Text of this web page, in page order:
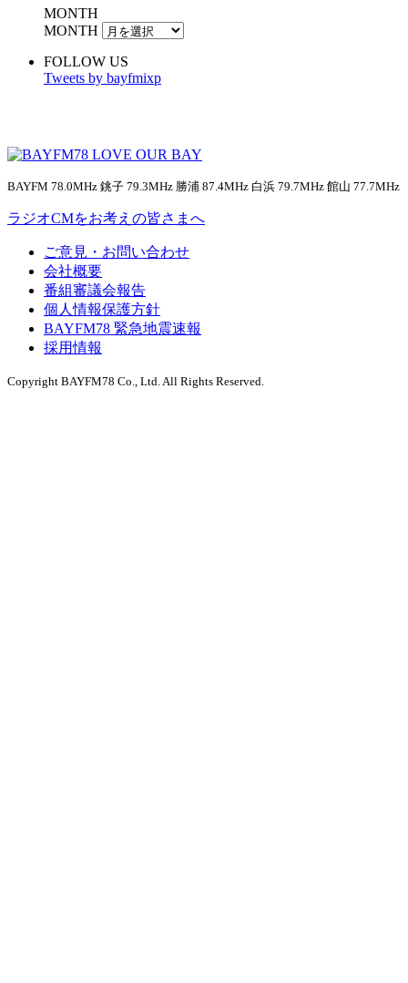
MONTH
MONTH
FOLLOW US
Tweets by bayfmixp
BAYFM 78.0MHz 銚子 79.3MHz 勝浦 87.4MHz 白浜 79.7MHz 館山 77.7MHz
ラジオCMをお考えの皆さまへ
ご意見・お問い合わせ
会社概要
番組審議会報告
個人情報保護方針
BAYFM78 緊急地震速報
採用情報
Copyright BAYFM78 Co., Ltd. All Rights Reserved.